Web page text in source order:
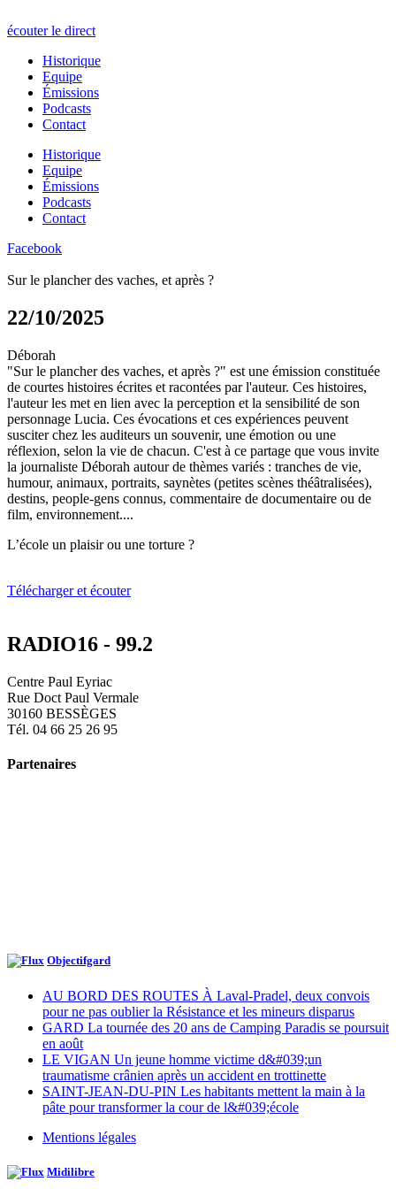
écouter le direct
Historique
Equipe
Émissions
Podcasts
Contact
Historique
Equipe
Émissions
Podcasts
Contact
Facebook
Sur le plancher des vaches, et après ?
22/10/2025
Déborah
"Sur le plancher des vaches, et après ?" est une émission constituée
de courtes histoires écrites et racontées par l'auteur. Ces histoires,
l'auteur les met en lien avec la perception et la sensibilité de son
personnage Lucia. Ces évocations et ces expériences peuvent
susciter chez les auditeurs un souvenir, une émotion ou une
réflexion, selon la vie de chacun. C'est à ce partage que vous invite
la journaliste Déborah autour de thèmes variés : tranches de vie,
humour, animaux, portraits, saynètes (petites scènes théâtralisées),
destins, people-gens connus, commentaire de documentaire ou de
film, environnement....
L’école un plaisir ou une torture ?
Télécharger et écouter
RADIO16 - 99.2
Centre Paul Eyriac
Rue Doct Paul Vermale
30160 BESSÈGES
Tél. 04 66 25 26 95
Partenaires
Objectifgard
AU BORD DES ROUTES À Laval-Pradel, deux convois
pour ne pas oublier la Résistance et les mineurs disparus
GARD La tournée des 20 ans de Camping Paradis se poursuit
en août
LE VIGAN Un jeune homme victime d&#039;un
traumatisme crânien après un accident en trottinette
SAINT-JEAN-DU-PIN Les habitants mettent la main à la
pâte pour transformer la cour de l&#039;école
Mentions légales
Midilibre